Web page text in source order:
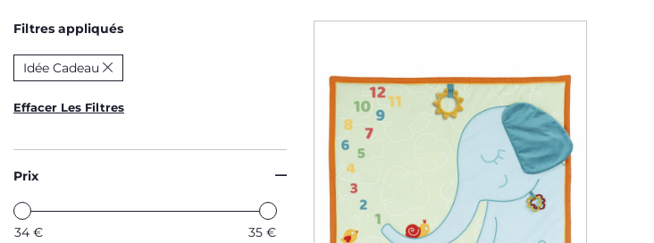
Filtres appliqués
Idée Cadeau
Effacer Les Filtres
Prix
34 € 35 €